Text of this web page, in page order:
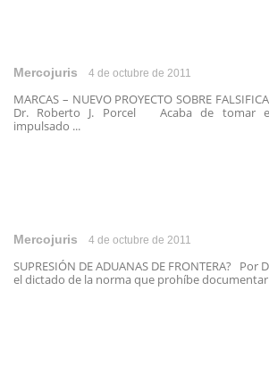
Mercojuris 4 de octubre de 2011
MARCAS – NUEVO PROYECTO SOBRE
Dr. Roberto J. Porcel Acaba de tomar
impulsado ...
Mercojuris 4 de octubre de 2011
SUPRESIÓN DE ADUANAS DE FRONTERA?
el dictado de la norma que prohíbe